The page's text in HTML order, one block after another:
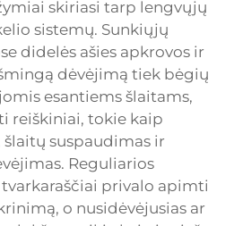
skiriasi tarp lengvųjų
sistemų. Sunkiųjų
didelės ašies apkrovos ir
dėvėjimą tiek bėgių
esantiems šlaitams,
reiškiniai, tokie kaip
suspaudimas ir
Reguliarios
privalo apimti
o nusidėvėjusias ar